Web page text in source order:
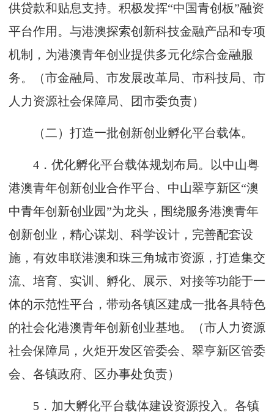
供贷款和贴息支持。积极发挥“中国青创板”融资
平台作用。与港澳探索创新科技金融产品和专项
机制，为港澳青年创业提供多元化综合金融服
务。（市金融局、市发展改革局、市科技局、市
人力资源社会保障局、团市委负责）
（二）打造一批创新创业孵化平台载体。
4 ．优化孵化平台载体规划布局。以中山粤
港澳青年创新创业合作平台、中山翠亨新区“澳
中青年创新创业园”为龙头，围绕服务港澳青年
创新创业，精心谋划、科学设计，完善配套设
施，有效串联港澳和珠三角城市资源，打造集交
流、培育、实训、孵化、展示、对接等功能于一
体的示范性平台，带动各镇区建成一批各具特色
的社会化港澳青年创新创业基地。（市人力资源
社会保障局，火炬开发区管委会、翠亨新区管委
会、各镇政府、区办事处负责）
5 ．加大孵化平台载体建设资源投入。各镇